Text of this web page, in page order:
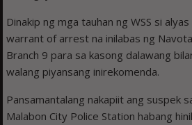
Dinakip ng mga tauhan ng WSS si alyas
warrant of arrest na inilabas ng
Branch 9 para sa kasong dalawang
walang piyansang inirekomenda.
Pansamantalang nakapiit ang suspek
Malabon City Police Station habang